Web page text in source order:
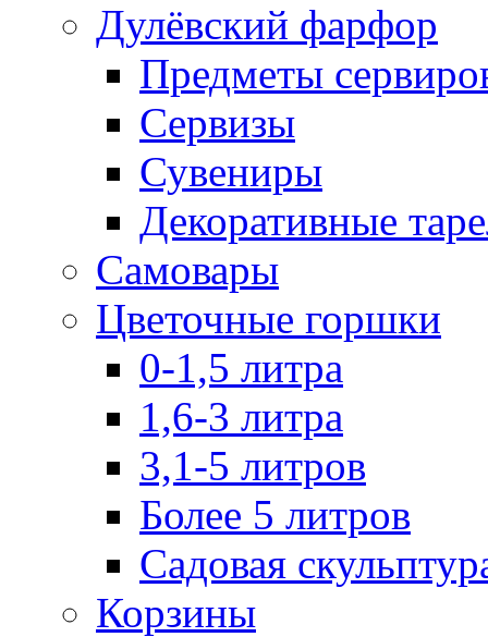
Дулёвский фарфор
Предметы
Сервизы
Сувениры
Декоративные
Самовары
Цветочные горшки
0-1,5 литра
1,6-3 литра
3,1-5 литров
Более 5 литров
Садовая
Корзины